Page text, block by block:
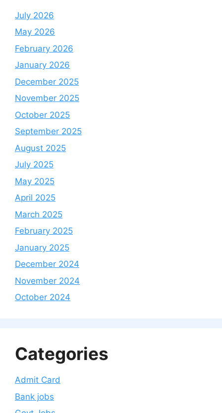
July 2026
May 2026
February 2026
January 2026
December 2025
November 2025
October 2025
September 2025
August 2025
July 2025
May 2025
April 2025
March 2025
February 2025
January 2025
December 2024
November 2024
October 2024
Categories
Admit Card
Bank jobs